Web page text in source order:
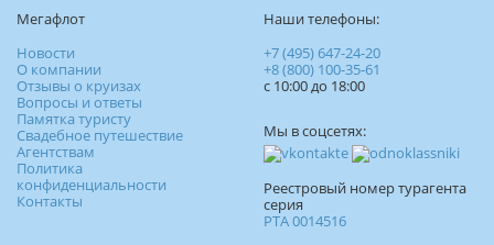
Мегафлот
Новости
О компании
Отзывы о круизах
Вопросы и ответы
Памятка туристу
Свадебное путешествие
Агентствам
Политика
конфиденциальности
Контакты
Наши телефоны:
+7 (495) 647-24-20
+8 (800) 100-35-61
c 10:00 до 18:00
Мы в соцсетях:
Реестровый номер турагента
серия
РТА 0014516